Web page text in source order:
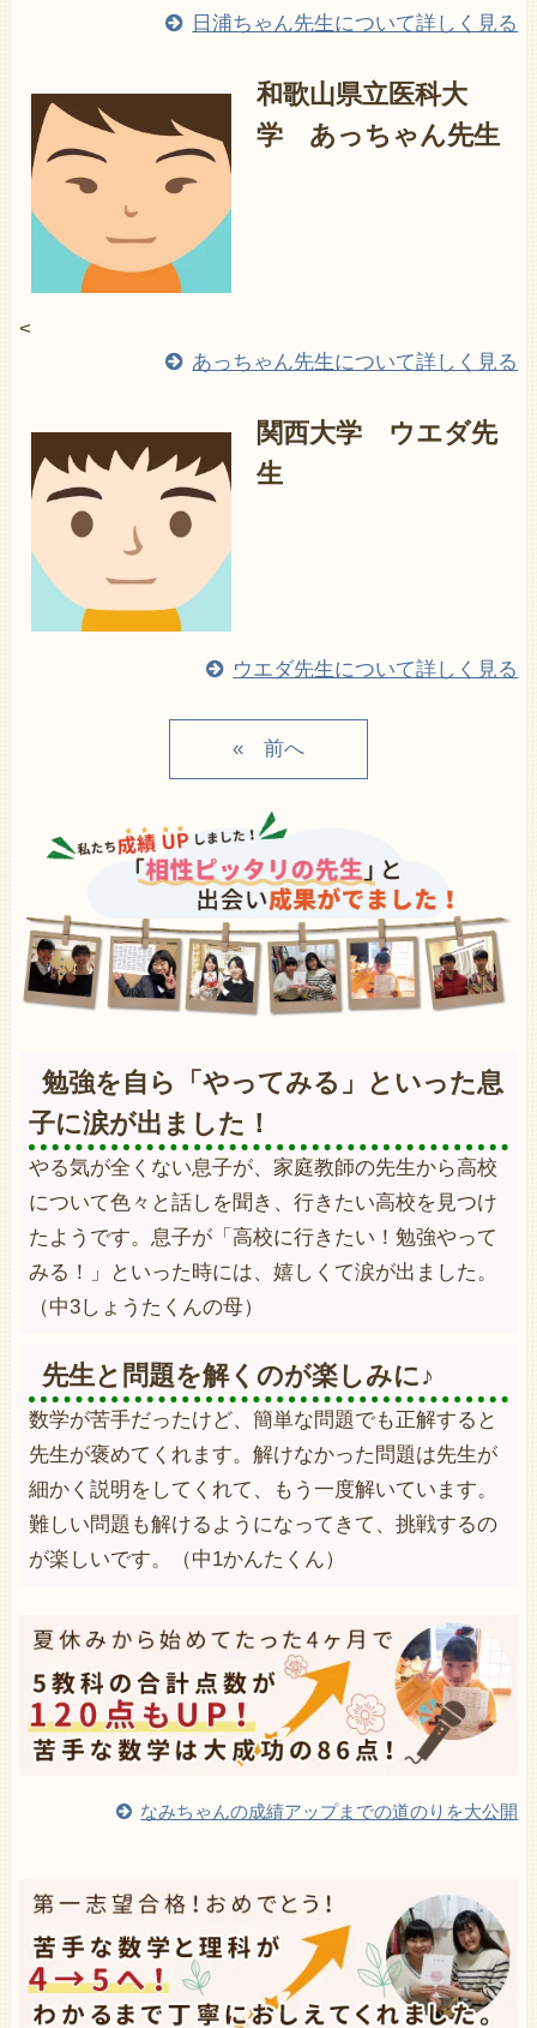
日浦ちゃん先生について詳しく見る
和歌山県立医科大
学 あっちゃん先生
<
あっちゃん先生について詳しく見る
関西大学 ウエダ先
生
ウエダ先生について詳しく見る
«
勉強を自ら「やってみる」といった息
子に涙が出ました！
やる気が全くない息子が、家庭教師の先生から高校
について色々と話しを聞き、行きたい高校を見つけ
たようです。息子が「高校に行きたい！勉強やって
みる！」といった時には、嬉しくて涙が出ました。
（中3しょうたくんの母）
先生と問題を解くのが楽しみに♪
数学が苦手だったけど、簡単な問題でも正解すると
先生が褒めてくれます。解けなかった問題は先生が
細かく説明をしてくれて、もう一度解いています。
難しい問題も解けるようになってきて、挑戦するの
が楽しいです。（中1かんたくん）
なみちゃんの成績アップまでの道のりを大公開